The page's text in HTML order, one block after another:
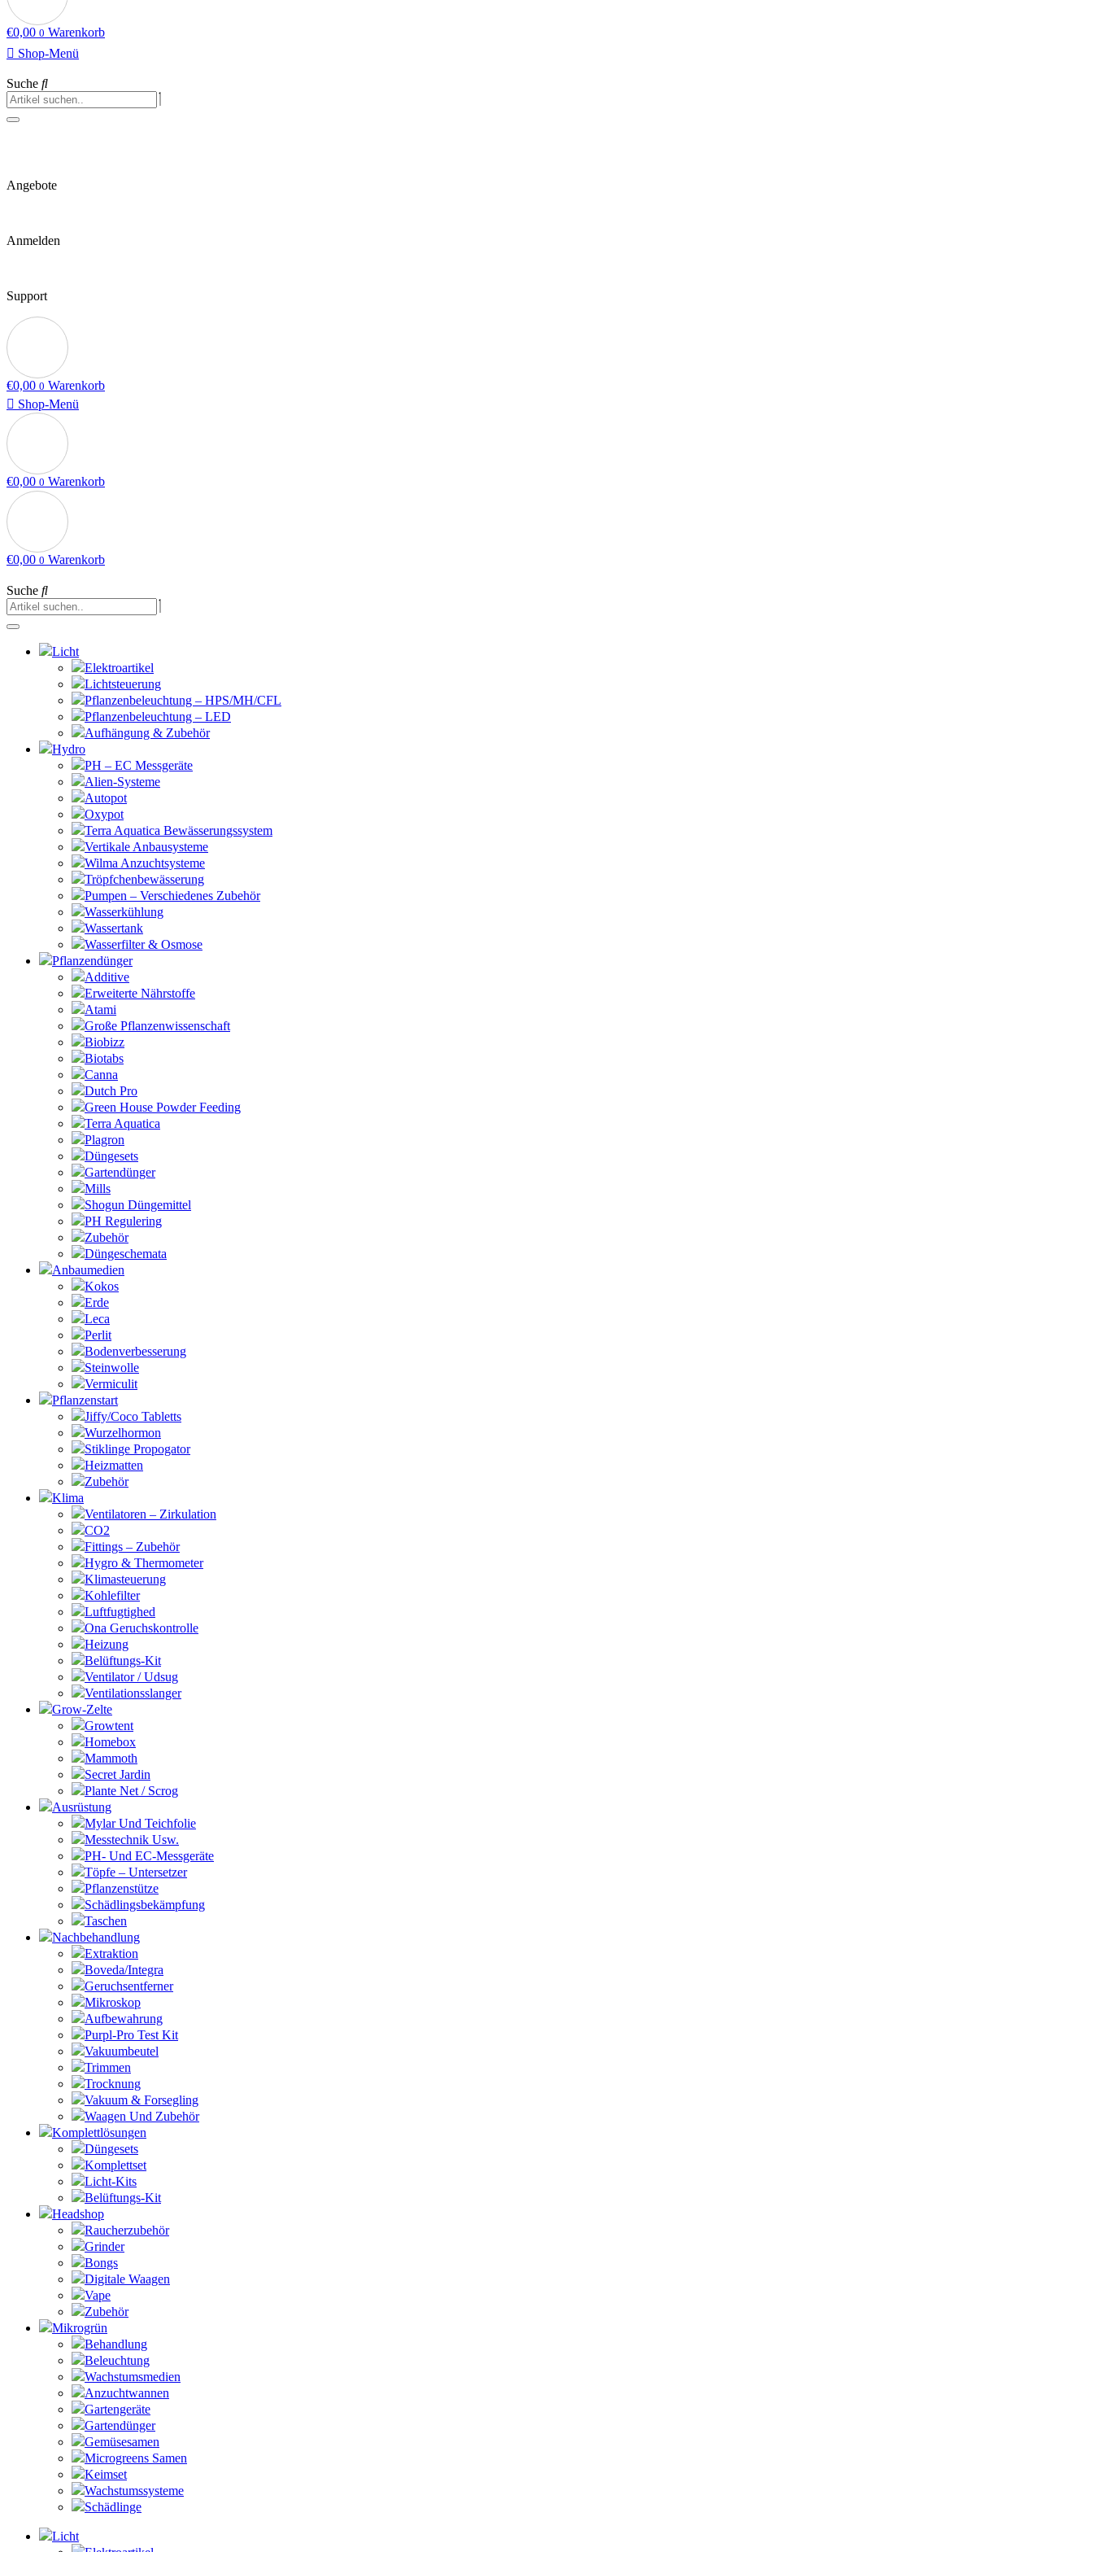
€0,00 0 Warenkorb
Shop-Menü
Suche
Angebote
Anmelden
Support
€0,00 0 Warenkorb
Shop-Menü
€0,00 0 Warenkorb
€0,00 0 Warenkorb
Suche
Licht
Elektroartikel
Lichtsteuerung
Pflanzenbeleuchtung – HPS/MH/CFL
Pflanzenbeleuchtung – LED
Aufhängung & Zubehör
Hydro
PH – EC Messgeräte
Alien-Systeme
Autopot
Oxypot
Terra Aquatica Bewässerungssystem
Vertikale Anbausysteme
Wilma Anzuchtsysteme
Tröpfchenbewässerung
Pumpen – Verschiedenes Zubehör
Wasserkühlung
Wassertank
Wasserfilter & Osmose
Pflanzendünger
Additive
Erweiterte Nährstoffe
Atami
Große Pflanzenwissenschaft
Biobizz
Biotabs
Canna
Dutch Pro
Green House Powder Feeding
Terra Aquatica
Plagron
Düngesets
Gartendünger
Mills
Shogun Düngemittel
PH Regulering
Zubehör
Düngeschemata
Anbaumedien
Kokos
Erde
Leca
Perlit
Bodenverbesserung
Steinwolle
Vermiculit
Pflanzenstart
Jiffy/Coco Tabletts
Wurzelhormon
Stiklinge Propogator
Heizmatten
Zubehör
Klima
Ventilatoren – Zirkulation
CO2
Fittings – Zubehör
Hygro & Thermometer
Klimasteuerung
Kohlefilter
Luftfugtighed
Ona Geruchskontrolle
Heizung
Belüftungs-Kit
Ventilator / Udsug
Ventilationsslanger
Grow-Zelte
Growtent
Homebox
Mammoth
Secret Jardin
Plante Net / Scrog
Ausrüstung
Mylar Und Teichfolie
Messtechnik Usw.
PH- Und EC-Messgeräte
Töpfe – Untersetzer
Pflanzenstütze
Schädlingsbekämpfung
Taschen
Nachbehandlung
Extraktion
Boveda/Integra
Geruchsentferner
Mikroskop
Aufbewahrung
Purpl-Pro Test Kit
Vakuumbeutel
Trimmen
Trocknung
Vakuum & Forsegling
Waagen Und Zubehör
Komplettlösungen
Düngesets
Komplettset
Licht-Kits
Belüftungs-Kit
Headshop
Raucherzubehör
Grinder
Bongs
Digitale Waagen
Vape
Zubehör
Mikrogrün
Behandlung
Beleuchtung
Wachstumsmedien
Anzuchtwannen
Gartengeräte
Gartendünger
Gemüsesamen
Microgreens Samen
Keimset
Wachstumssysteme
Schädlinge
Licht